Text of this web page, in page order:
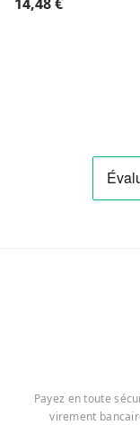
Payez en toute
virement